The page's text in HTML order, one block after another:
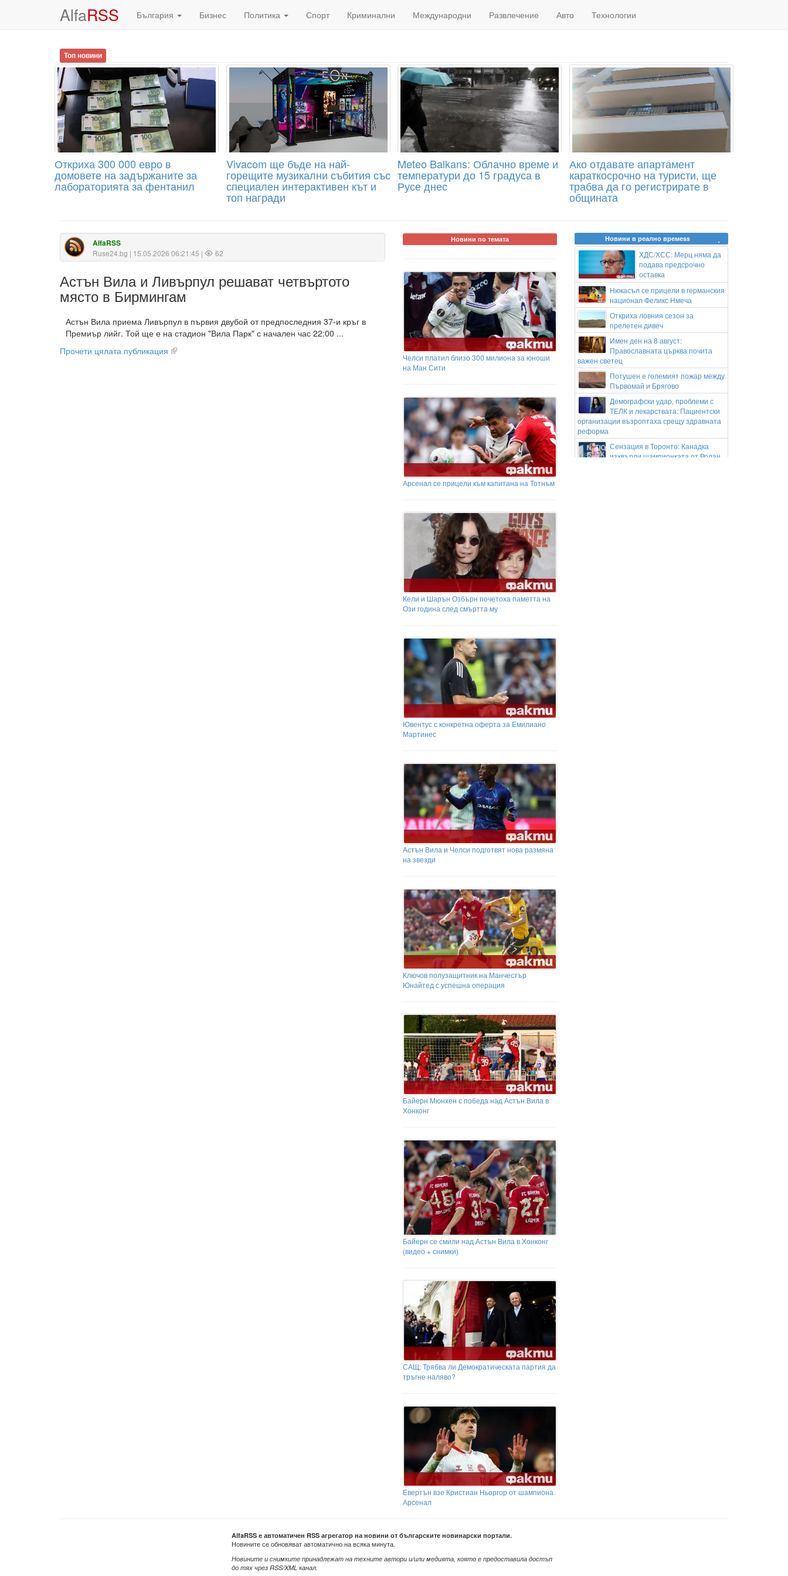
AlfaRSS България Бизнес Политика Спорт Криминални Международни Развлечение Авто Технологии
Топ новини
Откриха 300 000 евро в
домовете на задържаните за
лабораторията за фентанил
Vivacom ще бъде на най-
горещите музикални събития със
специален интерактивен кът и
топ награди
Meteo Balkans: Облачно време и
температури до 15 градуса в
Русе днес
Ако отдавате апартамент
караткосрочно на туристи, ще
трабва да го регистрирате в
общината
AlfaRSS
Ruse24.bg | 15.05.2026 06:21:45 | 62
Астън Вила и Ливърпул решават четвъртото
място в Бирмингам
Астън Вила приема Ливърпул в първия двубой от предпоследния 37-и кръг в
Премиър лийг. Той ще е на стадион "Вила Парк" с начален час 22:00 ...
Прочети цялата публикация
Новини по темата
Челси платил близо 300 милиона за юноши
на Ман Сити
Арсенал се прицели към капитана на Тотнъм
Кели и Шарън Озбърн почетоха паметта на
Ози година след смъртта му
Ювентус с конкретна оферта за Емилиано
Мартинес
Астън Вила и Челси подготвят нова размяна
на звезди
Ключов полузащитник на Манчестър
Юнайтед с успешна операция
Байерн Мюнхен с победа над Астън Вила в
Хонконг
Байерн се смили над Астън Вила в Хонконг
(видео + снимки)
САЩ: Трябва ли Демократическата партия да
тръгне наляво?
Евертън взе Кристиан Ньоргор от шампиона
Арсенал
Новини в реално времеss
ХДС/ХСС: Мерц няма да
подава предсрочно
оставка
Нюкасъл се прицели в германския
национал Феликс Нмеча
Откриха ловния сезон за
прелетен дивеч
Имен ден на 8 август:
Православната църква почита
важен светец
Потушен е големият пожар между
Първомай и Брягово
Демографски удар, проблеми с
ТЕЛК и лекарствата: Пациентски
организации възроптаха срещу здравната
реформа
Сензация в Торонто: Канадка
изхвърли шампионката от Ролан
AlfaRSS е автоматичен RSS агрегатор на новини от българските новинарски портали.
Новините се обновяват автоматично на всяка минута.
Новините и снимките принадлежат на техните автори и/или медията, която е предоставила достъп
до тях чрез RSS/XML канал.